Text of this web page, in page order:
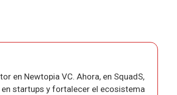
en Newtopia VC. Ahora, en SquadS,
startups y fortalecer el ecosistema